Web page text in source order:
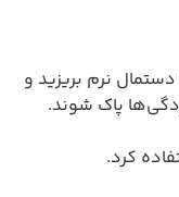
دستمال نرم بریزید و
پاک شوند.
کرد.